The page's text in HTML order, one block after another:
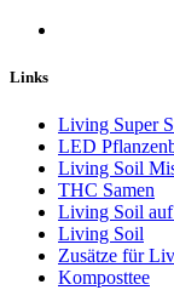
Links
Living Super
LED
Living Soil
THC Samen
Living Soil auf
Living Soil
Zusätze für
Komposttee